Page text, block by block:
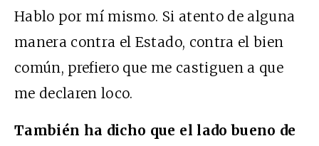
Hablo por mí mismo. Si atento de alguna
manera contra el Estado, contra el bien
común, prefiero que me castiguen a que
me declaren loco.
También ha dicho que el lado bueno de